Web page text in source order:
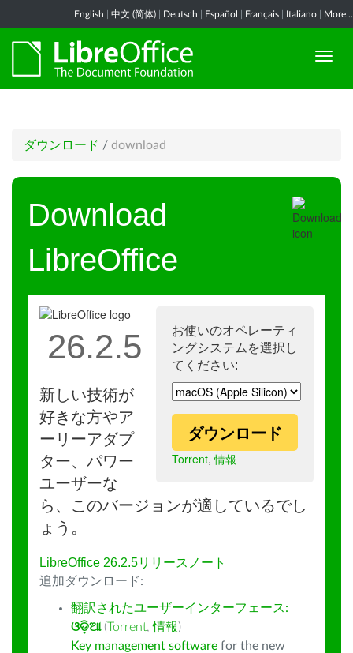
English 中文 (简体) Deutsch Español Français Italiano More...
ダウンロード / download
Download
LibreOffice
お使いのオペレーティ
ングシステムを選択し
てください:
ダウンロード
Torrent,情報
26.2.5
新しい技術が
好きな方やア
ーリーアダプ
ター、パワー
ユーザーな
ら、このバージョンが適しているでし
ょう。
LibreOffice 26.2.5リリースノート
追加ダウンロード:
翻訳されたユーザーインターフェース:
ଓଡ଼ିଆ (Torrent,情報)
Key management software for the new